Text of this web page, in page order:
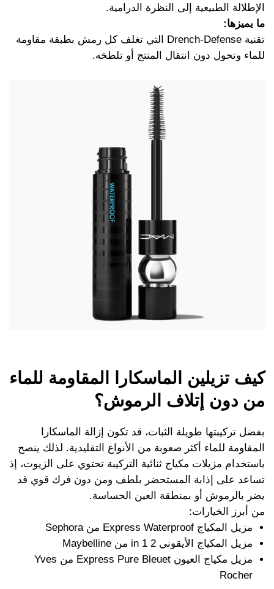
الإطلالة الطبيعية إلى النظرة الدرامية.
ما يميزها:
تقنية Drench-Defense التي تغلف كل رمش بطبقة مقاومة
للماء وتحول دون انتقال المنتج أو تلطخه.
كيف تزيلين الماسكارا المقاومة للماء
من دون إتلاف الرموش؟
بفضل تركيبتها طويلة الثبات، قد تكون إزالة الماسكارا
المقاومة للماء أكثر صعوبة من الأنواع التقليدية. لذلك ينصح
باستخدام مزيلات مكياج ثنائية التركيبة تحتوي على الزيوت، إذ
تساعد على إذابة المستحضر بلطف ومن دون فرك قوي قد
يضر بالرموش أو بمنطقة العين الحساسة.
من أبرز الخيارات:
مزيل المكياج Express Waterproof من Sephora
مزيل المكياج الأيقوني 2 in 1 من Maybelline
مزيل مكياج العيون Express Pure Bleuet من Yves
Rocher